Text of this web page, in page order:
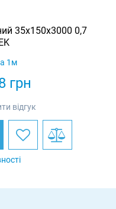
35х150х3000 0,7
грн
1м
відгук